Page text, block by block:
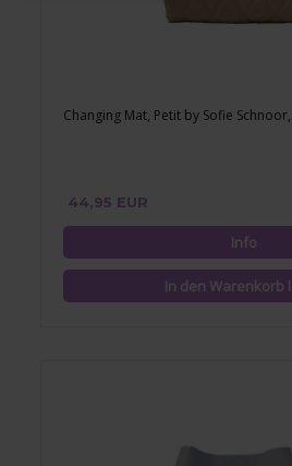
Changing Mat, Petit by Sofie
44,95 EUR